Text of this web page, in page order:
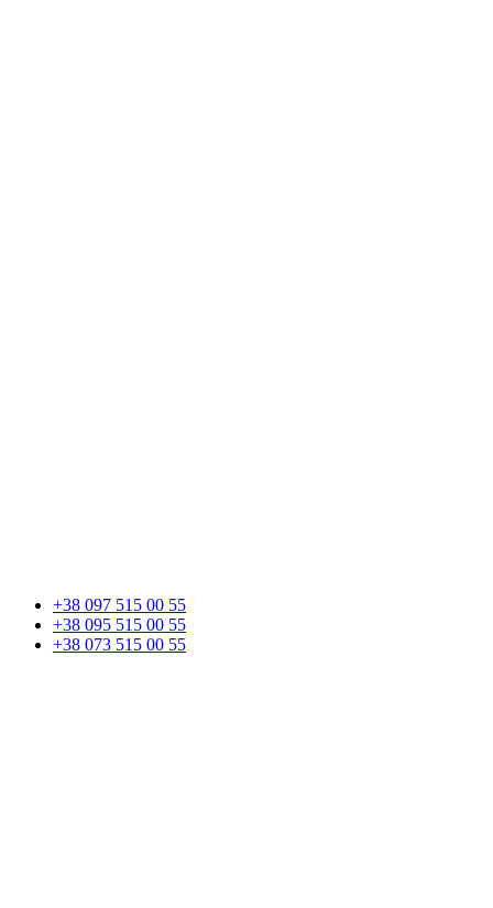
+38 097 515 00 55
+38 095 515 00 55
+38 073 515 00 55